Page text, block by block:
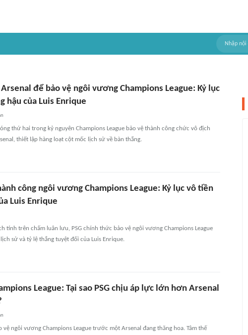
Arsenal để bảo vệ ngôi vương Champions League: Kỷ lục
hậu của Luis Enrique
thứ hai trong kỷ nguyên Champions League bảo vệ thành công chức vô địch
thiết lập hàng loạt cột mốc lịch sử về bàn thắng.
công ngôi vương Champions League: Kỷ lục vô tiền
Luis Enrique
tính trên chấm luân lưu, PSG chính thức bảo vệ ngôi vương Champions League
sử và tỷ lệ thắng tuyệt đối của Luis Enrique.
League: Tại sao PSG chịu áp lực lớn hơn Arsenal
vệ ngôi vương Champions League trước một Arsenal đang thăng hoa. Tâm thế